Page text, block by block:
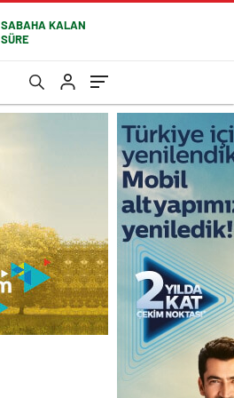
SABAHA KALAN
SÜRE